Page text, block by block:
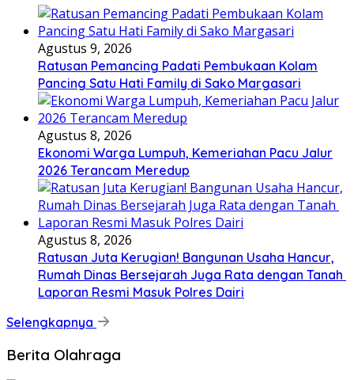
Agustus 9, 2026
Ratusan Pemancing Padati Pembukaan Kolam
Pancing Satu Hati Family di Sako Margasari
Agustus 8, 2026
Ekonomi Warga Lumpuh, Kemeriahan Pacu Jalur
2026 Terancam Meredup
Agustus 8, 2026
Ratusan Juta Kerugian! Bangunan Usaha Hancur,
Rumah Dinas Bersejarah Juga Rata dengan Tanah
Laporan Resmi Masuk Polres Dairi
Selengkapnya
Berita Olahraga